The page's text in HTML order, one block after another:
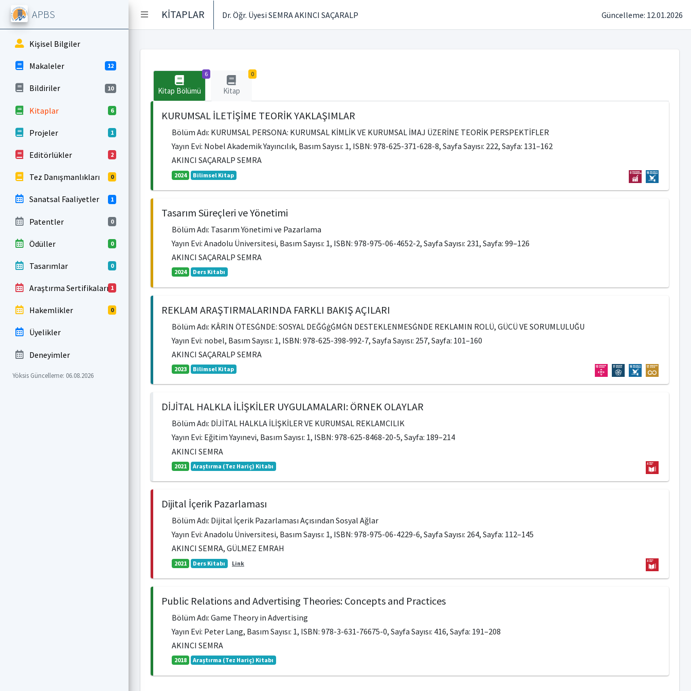
KİTAPLAR Dr. Öğr. Üyesi SEMRA AKINCI SAÇARALP Güncelleme: 12.01.2026
APBS
Kişisel Bilgiler
Makaleler 12
Bildiriler 10
Kitaplar 6
Projeler 1
Editörlükler 2
Tez Danışmanlıkları 0
Sanatsal Faaliyetler 1
Patentler 0
Ödüller 0
Tasarımlar 0
Araştırma Sertifikaları 1
Hakemlikler 0
Üyelikler
Deneyimler
Yöksis Güncelleme: 06.08.2026
6
Kitap Bölümü
0
Kitap
KURUMSAL İLETİŞİME TEORİK YAKLAŞIMLAR
Bölüm Adı: KURUMSAL PERSONA: KURUMSAL KİMLİK VE KURUMSAL İMAJ ÜZERİNE TEORİK PERSPEKTİFLER
Yayın Evi: Nobel Akademik Yayıncılık, Basım Sayısı: 1, ISBN: 978-625-371-628-8, Sayfa Sayısı: 222, Sayfa: 131–162
AKINCI SAÇARALP SEMRA
2024 Bilimsel Kitap
Tasarım Süreçleri ve Yönetimi
Bölüm Adı: Tasarım Yönetimi ve Pazarlama
Yayın Evi: Anadolu Üniversitesi, Basım Sayısı: 1, ISBN: 978-975-06-4652-2, Sayfa Sayısı: 231, Sayfa: 99–126
AKINCI SAÇARALP SEMRA
2024 Ders Kitabı
REKLAM ARAŞTIRMALARINDA FARKLI BAKIŞ AÇILARI
Bölüm Adı: KÂRIN ÖTESĠNDE: SOSYAL DEĞĠġĠMĠN DESTEKLENMESĠNDE REKLAMIN ROLÜ, GÜCÜ VE SORUMLULUĞU
Yayın Evi: nobel, Basım Sayısı: 1, ISBN: 978-625-398-992-7, Sayfa Sayısı: 257, Sayfa: 101–160
AKINCI SAÇARALP SEMRA
2023 Bilimsel Kitap
DİJİTAL HALKLA İLİŞKİLER UYGULAMALARI: ÖRNEK OLAYLAR
Bölüm Adı: DİJİTAL HALKLA İLİŞKİLER VE KURUMSAL REKLAMCILIK
Yayın Evi: Eğitim Yayınevi, Basım Sayısı: 1, ISBN: 978-625-8468-20-5, Sayfa: 189–214
AKINCI SEMRA
2021 Araştırma (Tez Hariç) Kitabı
Dijital İçerik Pazarlaması
Bölüm Adı: Dijital İçerik Pazarlaması Açısından Sosyal Ağlar
Yayın Evi: Anadolu Üniversitesi, Basım Sayısı: 1, ISBN: 978-975-06-4229-6, Sayfa Sayısı: 264, Sayfa: 112–145
AKINCI SEMRA, GÜLMEZ EMRAH
2021 Ders Kitabı Link
Public Relations and Advertising Theories: Concepts and Practices
Bölüm Adı: Game Theory in Advertising
Yayın Evi: Peter Lang, Basım Sayısı: 1, ISBN: 978-3-631-76675-0, Sayfa Sayısı: 416, Sayfa: 191–208
AKINCI SEMRA
2018 Araştırma (Tez Hariç) Kitabı